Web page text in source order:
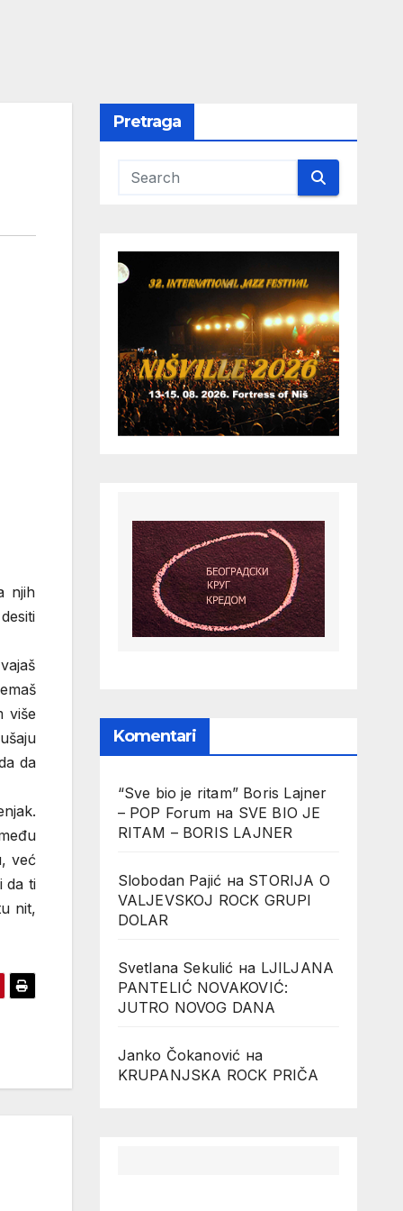
njih
više
da
već
da ti
nit,
Pretraga
Komentari
“Sve bio je ritam” Boris Lajner
– POP Forum на SVE BIO JE
RITAM – BORIS LAJNER
Slobodan Pajić на STORIJA O
VALJEVSKOJ ROCK GRUPI
DOLAR
Svetlana Sekulić на LJILJANA
PANTELIĆ NOVAKOVIĆ:
JUTRO NOVOG DANA
Janko Čokanović на
KRUPANJSKA ROCK PRIČA